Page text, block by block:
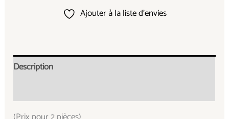
Ajouter à la liste d’envies
Description